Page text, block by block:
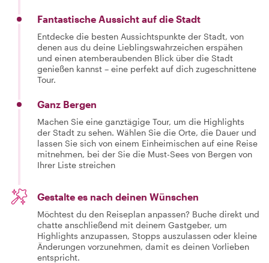
Fantastische Aussicht auf die Stadt
Entdecke die besten Aussichtspunkte der Stadt, von
denen aus du deine Lieblingswahrzeichen erspähen
und einen atemberaubenden Blick über die Stadt
genießen kannst – eine perfekt auf dich zugeschnittene
Tour.
Ganz Bergen
Machen Sie eine ganztägige Tour, um die Highlights
der Stadt zu sehen. Wählen Sie die Orte, die Dauer und
lassen Sie sich von einem Einheimischen auf eine Reise
mitnehmen, bei der Sie die Must-Sees von Bergen von
Ihrer Liste streichen
Gestalte es nach deinen Wünschen
Möchtest du den Reiseplan anpassen? Buche direkt und
chatte anschließend mit deinem Gastgeber, um
Highlights anzupassen, Stopps auszulassen oder kleine
Änderungen vorzunehmen, damit es deinen Vorlieben
entspricht.